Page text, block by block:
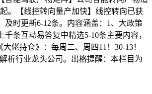
。【线控转向量产加快】线控转向已获
时更新6-12条。内容涵盖：1、大政策
条互动易答复中精选5-10条主要内容，
佬持仓》：每周二、周四11！30-13！
析行业龙头公司。出格提醒：本栏目为